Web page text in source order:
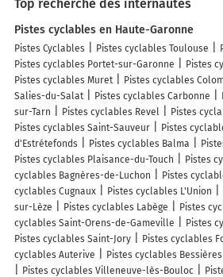
Top recherche des internautes
Pistes cyclables en Haute-Garonne
Pistes Cyclables Pistes cyclables Toulouse
Pistes cyclables Portet-sur-Garonne
Pistes
Pistes cyclables Muret
Pistes cyclables
Salies-du-Salat
Pistes cyclables Carbonne
sur-Tarn
Pistes cyclables Revel
Pistes
Pistes cyclables Saint-Sauveur
Pistes
d'Estrétefonds
Pistes cyclables Balma
Pistes cyclables Plaisance-du-Touch
Pistes
cyclables Bagnères-de-Luchon
Pistes
cyclables Cugnaux
Pistes cyclables L'Union
sur-Lèze
Pistes cyclables Labège Pistes
cyclables Saint-Orens-de-Gameville
Pistes
Pistes cyclables Saint-Jory
Pistes cyclables
cyclables Auterive
Pistes cyclables Bessières
Pistes cyclables Villeneuve-lès-Bouloc